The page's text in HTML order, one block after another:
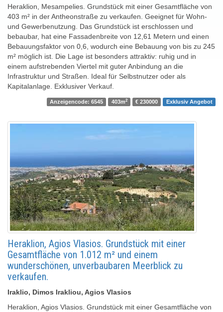
Heraklion, Mesampelies. Grundstück mit einer Gesamtfläche von
403 m² in der Antheonstraße zu verkaufen. Geeignet für Wohn-
und Gewerbenutzung. Das Grundstück ist erschlossen und
bebaubar, hat eine Fassadenbreite von 12,61 Metern und einen
Bebauungsfaktor von 0,6, wodurch eine Bebauung von bis zu 245
m² möglich ist. Die Lage ist besonders attraktiv: ruhig und in
einem aufstrebenden Viertel mit guter Anbindung an die
Infrastruktur und Straßen. Ideal für Selbstnutzer oder als
Kapitalanlage. Exklusiver Verkauf.
Anzeigencode: 6545 403m2 € 230000 Exklusiv Angebot
Heraklion, Agios Vlasios. Grundstück mit einer
Gesamtfläche von 1.012 m² und einem
wunderschönen, unverbaubaren Meerblick zu
verkaufen.
Iraklio, Dimos Irakliou, Agios Vlasios
Heraklion, Agios Vlasios. Grundstück mit einer Gesamtfläche von